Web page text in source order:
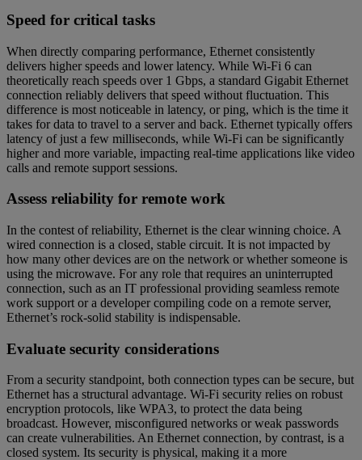
Speed for critical tasks
When directly comparing performance, Ethernet consistently
delivers higher speeds and lower latency. While Wi-Fi 6 can
theoretically reach speeds over 1 Gbps, a standard Gigabit Ethernet
connection reliably delivers that speed without fluctuation. This
difference is most noticeable in latency, or ping, which is the time it
takes for data to travel to a server and back. Ethernet typically offers
latency of just a few milliseconds, while Wi-Fi can be significantly
higher and more variable, impacting real-time applications like video
calls and remote support sessions.
Assess reliability for remote work
In the contest of reliability, Ethernet is the clear winning choice. A
wired connection is a closed, stable circuit. It is not impacted by
how many other devices are on the network or whether someone is
using the microwave. For any role that requires an uninterrupted
connection, such as an IT professional providing seamless remote
work support or a developer compiling code on a remote server,
Ethernet’s rock-solid stability is indispensable.
Evaluate security considerations
From a security standpoint, both connection types can be secure, but
Ethernet has a structural advantage. Wi-Fi security relies on robust
encryption protocols, like WPA3, to protect the data being
broadcast. However, misconfigured networks or weak passwords
can create vulnerabilities. An Ethernet connection, by contrast, is a
closed system. Its security is physical, making it a more